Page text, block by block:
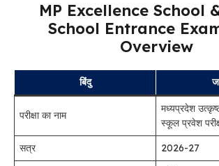
MP Excellence School
School Entrance
Overview
बिंदु
परीक्षा का नाम
मध्यप्रदेश
स्कूल प्रवेश
सत्र
2026-27